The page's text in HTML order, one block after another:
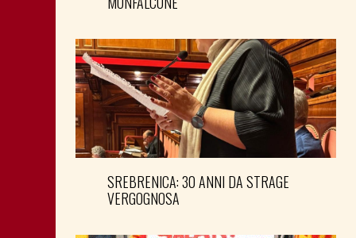
SREBRENICA: 30 ANNI DA STRAGE
VERGOGNOSA